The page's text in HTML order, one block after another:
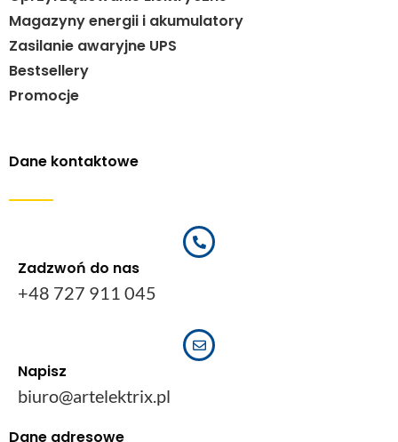
Magazyny energii i akumulatory
Zasilanie awaryjne UPS
Bestsellery
Promocje
Dane kontaktowe
Zadzwoń do nas
+48 727 911 045
Napisz
biuro@artelektrix.pl
Dane adresowe